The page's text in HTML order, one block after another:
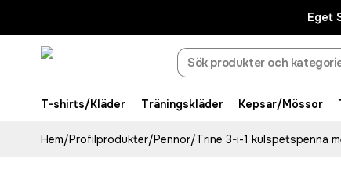
Eget
T-shirts/Kläder Träningskläder Kepsar/Mössor
Hem/Profilprodukter/Pennor/Trine 3-i-1 kulspetspenna